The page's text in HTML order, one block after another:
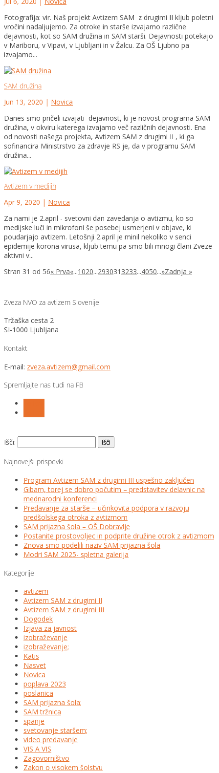
Fotografija: vir. Naš projekt Avtizem SAM z drugimi II kljub poletni
vročini nadaljujemo. Za otroke in starše izvajamo različne
dejavnosti, kot so SAM družina in SAM starši. Dejavnosti potekajo
v Mariboru, v Vipavi, v Ljubljani in v Žalcu. Za OŠ Ljubno pa
izvajamo...
SAM družina
Jun 13, 2020 | Novica
Danes smo pričeli izvajati dejavnost, ki je novost programa SAM
družina, v okviru katerega izvajamo več različnih dejavnosti. Ena
od novosti našega projekta, Avtizem SAM z drugimi II , ki ga
sofinancira Ministrstvo za zdravje RS je, da v programu SAM
družina...
Avtizem v medijih
Apr 9, 2020 | Novica
Za nami je 2.april - svetovni dan zavedanja o avtizmu, ko so
medijske luči in mikrofoni še posebej usmerjeni v objave, ki
poudarjajo avtizem. Letošnji 2.april je minil nekoliko v senci
epidemije korona virusa, kljub temu pa smo bili mnogi člani Zveze
aktivni v...
Stran 31 od 56« Prva«...1020...293031 3233...4050...»Zadnja »
Zveza NVO za avtizem Slovenije
Tržaška cesta 2
SI-1000 Ljubljana
Kontakt
E-mail: zveza.avtizem@gmail.com
Spremljajte nas tudi na FB
Išči:
Najnovejši prispevki
Program Avtizem SAM z drugimi III uspešno zaključen
Gibam, torej se dobro počutim – predstavitev delavnic na
mednarodni konferenci
Predavanje za starše – učinkovita podpora v razvoju
predšolskega otroka z avtizmom
SAM prijazna šola – OŠ Dobravlje
Postanite prostovoljec in podprite družine otrok z avtizmom
Znova smo podelili naziv SAM prijazna šola
Modri SAM 2025- spletna galerija
Kategorije
avtizem
Avtizem SAM z drugimi II
Avtizem SAM z drugimi III
Dogodek
Izjava za javnost
izobraževanje
izobraževanje;
Katis
Nasvet
Novica
poplava 2023
poslanica
SAM prijazna šola;
SAM tržnica
spanje
svetovanje staršem;
video predavanje
VIS A VIS
Zagovorništvo
Zakon o visokem šolstvu